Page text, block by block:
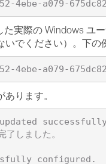
実際の Windows ユ
でください）。下の
ります。